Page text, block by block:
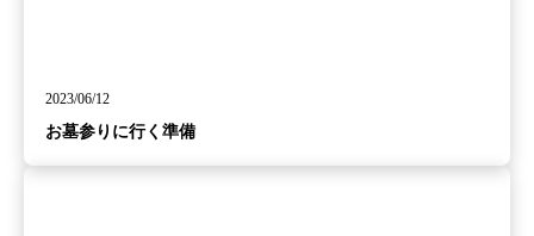
2023/06/12
お墓参りに行く準備